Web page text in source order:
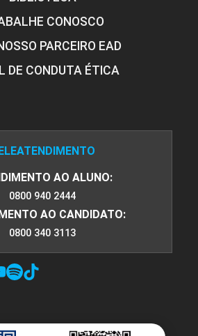
CONOSCO
PARCEIRO EAD
DE CONDUTA ÉTICA
AO ALUNO:
0800 940 2444
AO CANDIDATO:
0800 340 3113